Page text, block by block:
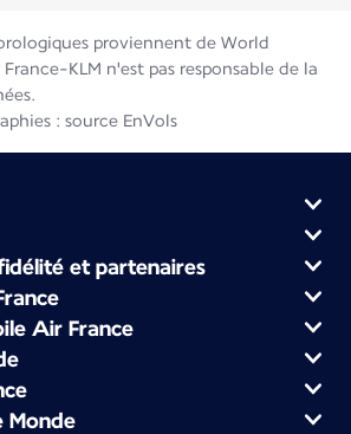
proviennent de World
KLM n'est pas responsable de la
: source EnVols
et partenaires
Air France
Monde